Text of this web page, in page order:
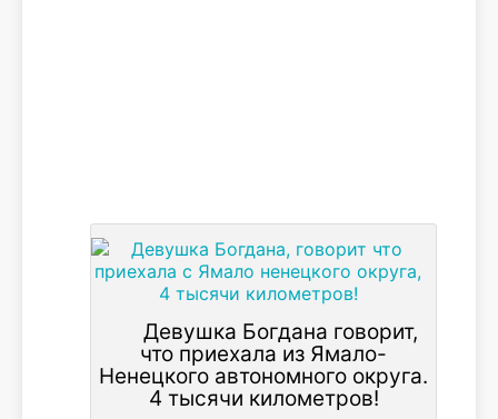
Девушка Богдана говорит,
что приехала из Ямало-
Ненецкого автономного округа.
4 тысячи километров!